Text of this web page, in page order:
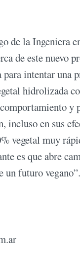
de la
de este nuevo
intentar una
hidrolizada
y
incluso en sus
vegetal muy
es que abre
un futuro vegano”.